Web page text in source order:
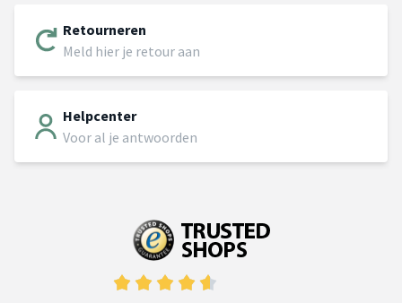
Retourneren
Meld hier je retour aan
Helpcenter
Voor al je antwoorden